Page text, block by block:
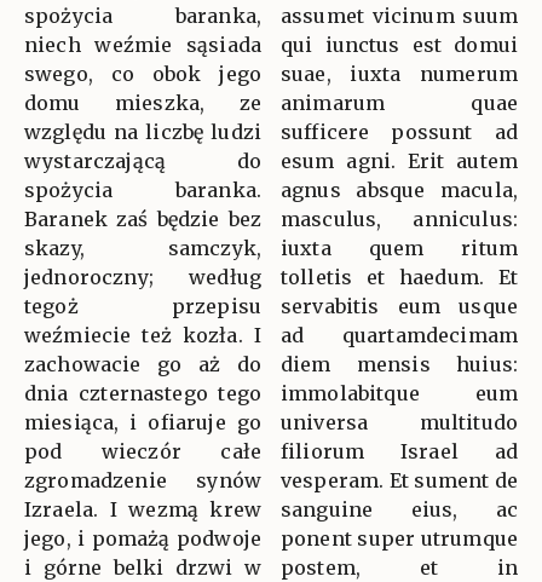
spożycia baranka,
niech weźmie sąsiada
swego, co obok jego
domu mieszka, ze
względu na liczbę ludzi
wystarczającą do
spożycia baranka.
Baranek zaś będzie bez
skazy, samczyk,
jednoroczny; według
tegoż przepisu
weźmiecie też kozła. I
zachowacie go aż do
dnia czternastego tego
miesiąca, i ofiaruje go
pod wieczór całe
zgromadzenie synów
Izraela. I wezmą krew
jego, i pomażą podwoje
i górne belki drzwi w
assumet vicinum suum
qui iunctus est domui
suae, iuxta numerum
animarum quae
sufficere possunt ad
esum agni. Erit autem
agnus absque macula,
masculus, anniculus:
iuxta quem ritum
tolletis et haedum. Et
servabitis eum usque
ad quartamdecimam
diem mensis huius:
immolabitque eum
universa multitudo
filiorum Israel ad
vesperam. Et sument de
sanguine eius, ac
ponent super utrumque
postem, et in